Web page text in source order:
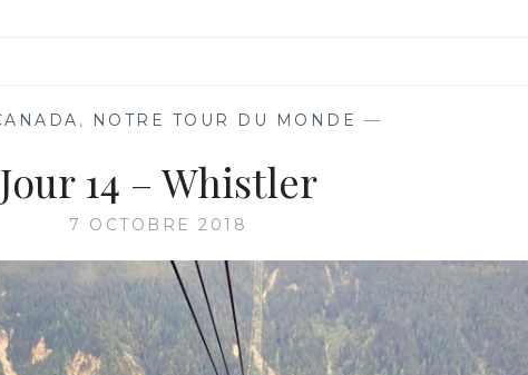
, NOTRE TOUR DU MONDE —
Jour 14 – Whistler
7 OCTOBRE 2018